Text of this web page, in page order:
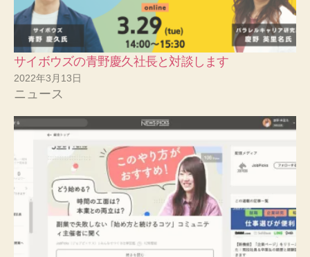
サイボウズの青野慶久社長と対談します
2022年3月13日
ニュース